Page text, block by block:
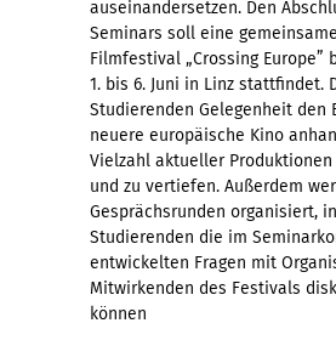
auseinandersetzen. Den
Seminars soll eine
Filmfestival „Crossing Europe”
1. bis 6. Juni in Linz stattfindet.
Studierenden Gelegenheit den
neuere europäische Kino
Vielzahl aktueller
und zu vertiefen. Außerdem
Gesprächsrunden organisiert,
Studierenden die im
entwickelten Fragen mit
Mitwirkenden des Festivals
können